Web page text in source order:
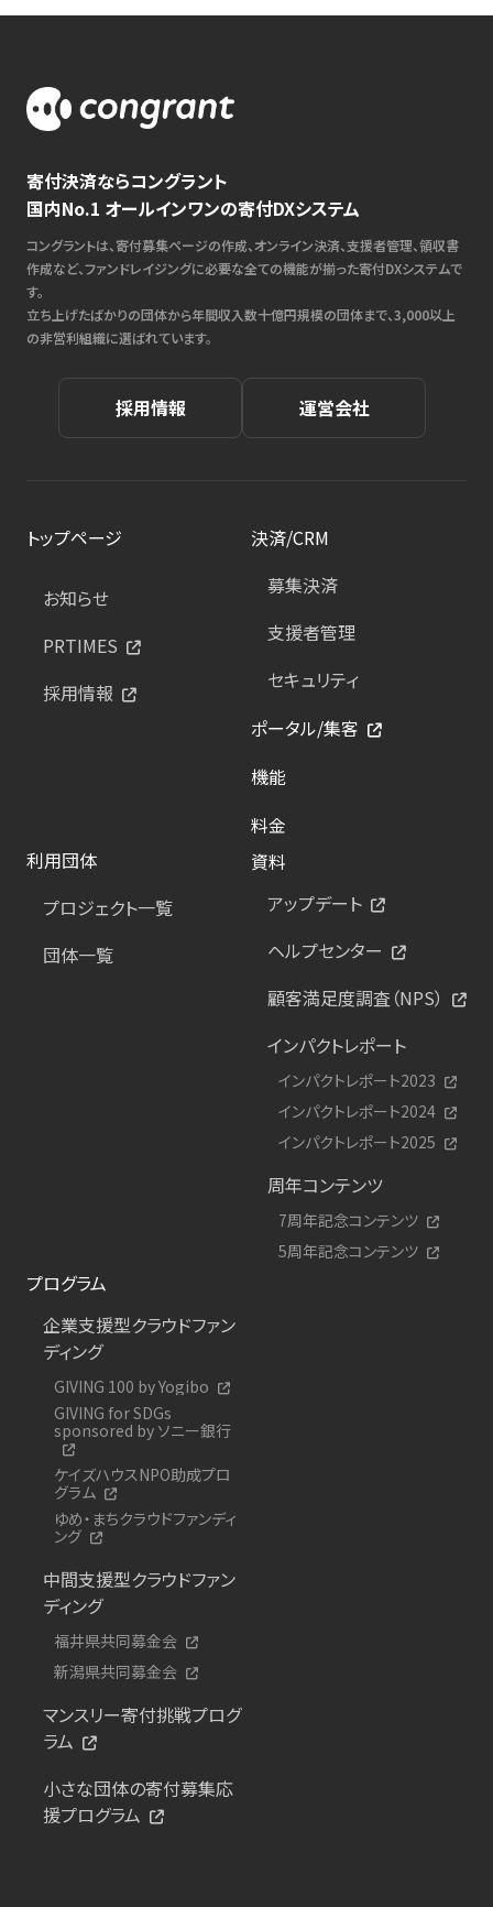
寄付決済ならコングラント
国内No.1 オールインワンの寄付DXシステム
コングラントは、寄付募集ページの作成、オンライン決済、支援者管理、領収書
作成など、ファンドレイジングに必要な全ての機能が揃った寄付DXシステムで
す。
立ち上げたばかりの団体から年間収入数十億円規模の団体まで、3,000以上
の非営利組織に選ばれています。
採用情報 運営会社
トップページ
お知らせ
PRTIMES
採用情報
決済/CRM
募集決済
支援者管理
セキュリティ
ポータル/集客
機能
料金
利用団体
プロジェクト一覧
団体一覧
資料
アップデート
ヘルプセンター
顧客満足度調査（NPS）
インパクトレポート
インパクトレポート2023
インパクトレポート2024
インパクトレポート2025
周年コンテンツ
7周年記念コンテンツ
5周年記念コンテンツ
プログラム
企業支援型クラウドファン
ディング
GIVING 100 by Yogibo
GIVING for SDGs
sponsored by ソニー銀行
ケイズハウスNPO助成プロ
グラム
ゆめ・まちクラウドファンディ
ング
中間支援型クラウドファン
ディング
福井県共同募金会
新潟県共同募金会
マンスリー寄付挑戦プログ
ラム
小さな団体の寄付募集応
援プログラム